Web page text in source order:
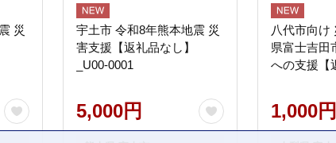
災
宇土市 令和8年熊本地震 災
害支援【返礼品なし】
_U00-0001
5,000円
八代市向
県富士吉田
への支援【
1,000円